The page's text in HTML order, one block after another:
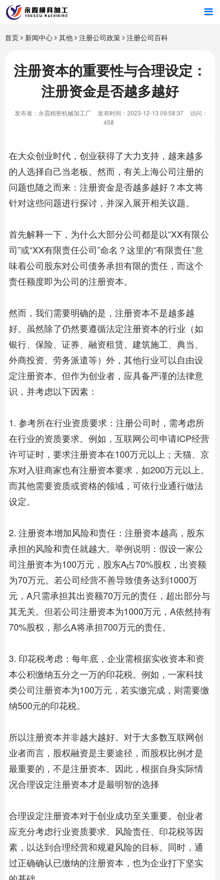
首页
产品中心
关于我们
首页 新闻中心 其他 注册公司政策 注册公司百科
注册资本的重要性与合理设定：
注册资金是否越多越好
发布者：永霞精密机械加工厂 发布时间：2023-12-13 09:58:37
访问：
458
在大众创业时代，创业获得了大力支持，越来越多
的人选择自己当老板。然而，有关上海公司注册的
问题也随之而来：注册资金是否越多越好？本文将
针对这些问题进行探讨，并深入展开相关议题。
首先解释一下，为什么大部分公司都是以“XX有限公
司”或“XX有限责任公司”命名？这里的“有限责任”意
味着公司股东对公司债务承担有限的责任，而这个
责任额度即为公司的注册资本。
然而，我们需要明确的是，注册资本不是越多越
好。虽然除了仍然要遵循法定注册资本的行业（如
银行、保险、证券、融资租赁、建筑施工、典当、
外商投资、劳务派遣等）外，其他行业可以自由设
定注册资本。但作为创业者，应具备严谨的法律意
识，并考虑以下因素：
1. 参考所在行业资质要求：注册公司时，需考虑所
在行业的资质要求。例如，互联网公司申请ICP经营
许可证时，要求注册资本在100万元以上；天猫、京
东对入驻商家也有注册资本要求，如200万元以上。
而其他需要资质或资格的领域，可依行业通行做法
设定。
2. 注册资本增加风险和责任：注册资本越高，股东
承担的风险和责任就越大。举例说明：假设一家公
司注册资本为100万元，股东A占70%股权，出资额
为70万元。若公司经营不善导致债务达到1000万
元，A只需承担其出资额70万元的责任，超出部分与
其无关。但若公司注册资本为1000万元，A依然持有
70%股权，那么A将承担700万元的责任。
3. 印花税考虑：每年底，企业需根据实收资本和资
本公积缴纳五分之一万的印花税。例如，一家科技
类公司注册资本为100万元，若实缴完成，则需要缴
纳500元的印花税。
所以注册资本并非越大越好。对于大多数互联网创
业者而言，股权融资是主要途径，而股权比例才是
最重要的，不是注册资本。因此，根据自身实际情
况合理设定注册资本才是最明智的选择
合理设定注册资本对于创业成功至关重要。创业者
应充分考虑行业资质要求、风险责任、印花税等因
素，以达到合理经营和规避风险的目标。同时，通
过正确确认已缴纳的注册资本，也为企业打下坚实